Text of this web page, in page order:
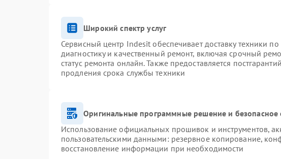
Широкий спектр услуг
Сервисный центр Indesit обеспечивает доставку техники
диагностику и качественный ремонт, включая срочный
статус ремонта онлайн. Также предоставляется
продления срока службы техники
Оригинальные программные решение и
Использование официальных прошивок и инструментов,
пользовательскими данными: резервное копирование,
восстановление информации при необходимости